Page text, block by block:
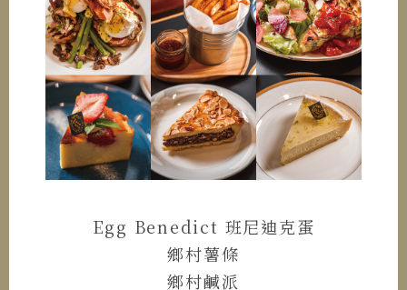
Egg Benedict 班尼迪克蛋
鄉村薯條
鄉村鹹派